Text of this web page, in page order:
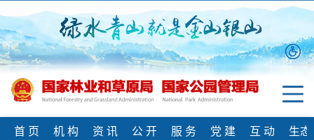
首 页 机 构 资 讯 公 开 服 务 党 建 互 动
生